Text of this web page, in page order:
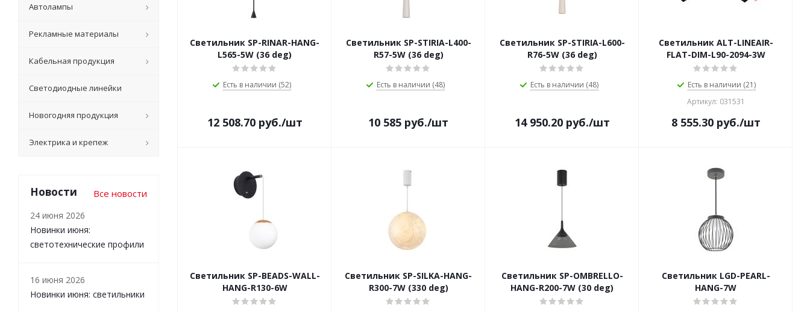
Светильник SP-RINAR-HANG-
L565-5W (36 deg)
Есть в наличии (52)
12 508.70руб./шт
Светильник SP-STIRIA-L400-
R57-5W (36 deg)
Есть в наличии (48)
10 585 руб./шт
Светильник SP-STIRIA-L600-
R76-5W (36 deg)
Есть в наличии (48)
14 950.20руб./шт
Светильник ALT-LINEAIR-
FLAT-DIM-L90-2094-3W
Есть в наличии (21)
Артикул: 031531
8 555.30руб./шт
Светильник SP-BEADS-WALL-
HANG-R130-6W
Светильник SP-SILKA-HANG-
R300-7W (330 deg)
Светильник SP-OMBRELLO-
HANG-R200-7W (30 deg)
Светильник LGD-PEARL-
HANG-7W
Автолампы
Рекламные материалы
Кабельная продукция
Светодиодные линейки
Новогодняя продукция
Электрика и крепеж
Новости Все новости
24 июня 2026
Новинки июня:
светотехнические профили
16 июня 2026
Новинки июня: светильники